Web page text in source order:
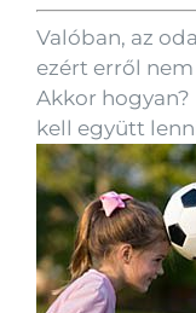
Valóban, az
ezért erről
Akkor
kell együtt